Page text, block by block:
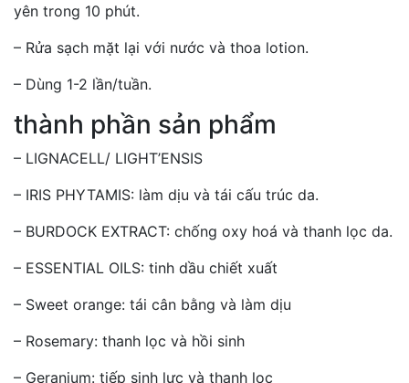
yên trong 10 phút.
– Rửa sạch mặt lại với nước và thoa lotion.
– Dùng 1-2 lần/tuần.
thành phần sản phẩm
– LIGNACELL/ LIGHT’ENSIS
– IRIS PHYTAMIS: làm dịu và tái cấu trúc da.
– BURDOCK EXTRACT: chống oxy hoá và thanh lọc da.
– ESSENTIAL OILS: tinh dầu chiết xuất
– Sweet orange: tái cân bằng và làm dịu
– Rosemary: thanh lọc và hồi sinh
– Geranium: tiếp sinh lực và thanh lọc